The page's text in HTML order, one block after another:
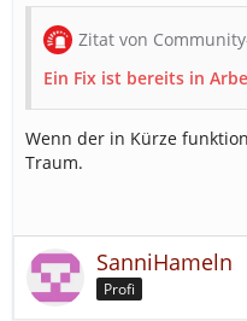
Zitat von
Ein Fix ist bereits in
Wenn der in Kürze
Traum.
SanniHameln
Profi